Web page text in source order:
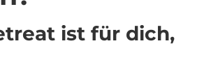
ist für dich,